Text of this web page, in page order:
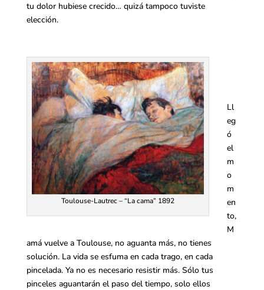
tu dolor hubiese crecido… quizá tampoco tuviste
elección.
Toulouse-Lautrec – “La cama” 1892
Ll
eg
ó
el
m
o
m
en
to,
M
amá vuelve a Toulouse, no aguanta más, no tienes
solución. La vida se esfuma en cada trago, en cada
pincelada. Ya no es necesario resistir más. Sólo tus
pinceles aguantarán el paso del tiempo, solo ellos